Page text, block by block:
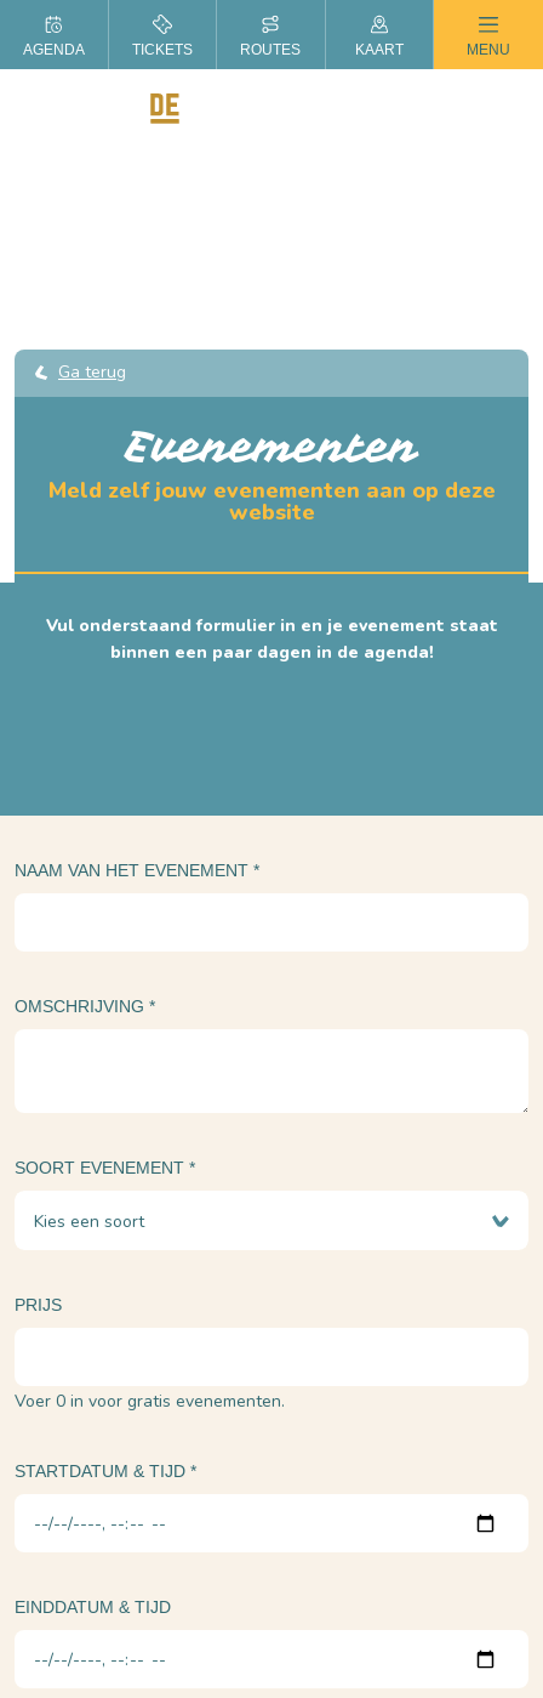
ZOMER IN DE LANGSTRAAT
Ga terug
Evenementen
Meld zelf jouw evenementen aan op deze
website
Vul onderstaand formulier in en je evenement staat
binnen een paar dagen in de agenda!
Informatie over het evenement
NAAM VAN HET EVENEMENT *
OMSCHRIJVING *
SOORT EVENEMENT *
PRIJS
Voer 0 in voor gratis evenementen.
Datum en Tijd
STARTDATUM & TIJD *
EINDDATUM & TIJD
AGENDA TICKETS ROUTES KAART MENU